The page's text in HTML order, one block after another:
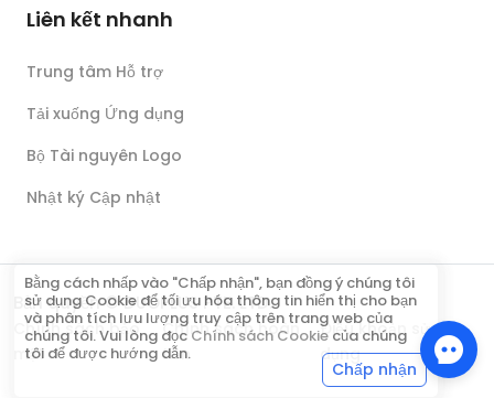
Liên kết nhanh
Trung tâm Hỗ trợ
Tải xuống Ứng dụng
Bộ Tài nguyên Logo
Nhật ký Cập nhật
Bản quyền © DUOPLUS PTE. LTD.
Chính sách bảo
mật
Chính sách hoàn
tiền
Điều khoản sử
dụng
Bằng cách nhấp vào "Chấp nhận", bạn đồng ý chúng tôi
sử dụng Cookie để tối ưu hóa thông tin hiển thị cho bạn
và phân tích lưu lượng truy cập trên trang web của
chúng tôi. Vui lòng đọc Chính sách Cookie của chúng
tôi để được hướng dẫn.
Chấp nhận